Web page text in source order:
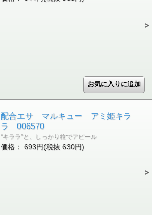
配合エサ マルキュー アミ姫キラ
ラ 006570
“キララ”と、しっかり粒でアピール
価格： 693円(税抜 630円)